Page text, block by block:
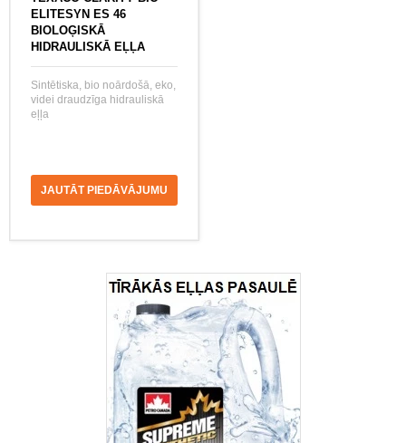
ELITESYN ES 46
BIOLOĢISKĀ
HIDRAULISKĀ EĻĻA
Sintētiska, bio noārdošā, eko,
videi draudzīga hidrauliskā
eļļa
JAUTĀT PIEDĀVĀJUMU